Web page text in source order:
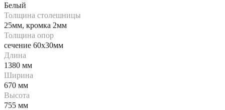
Белый
Толщина столешницы
25мм, кромка 2мм
Толщина опор
сечение 60х30мм
Длина
1380 мм
Ширина
670 мм
Высота
755 мм